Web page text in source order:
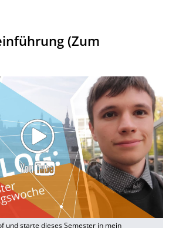
(Zum
und starte dieses Semester in mein